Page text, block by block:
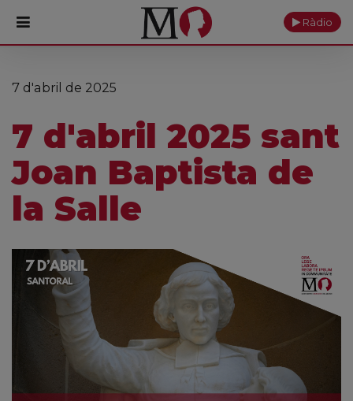
PORTADA
Actualitat
Visita'ns
Ofrenes
Reserves
Ràdio
7 d'abril de 2025
7 d'abril 2025 sant
Joan Baptista de
la Salle